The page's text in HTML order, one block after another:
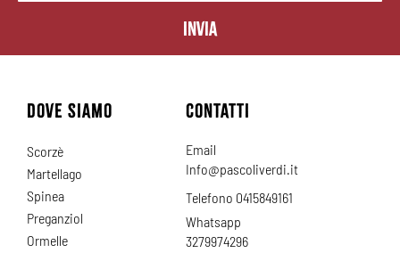
Invia
DOVE SIAMO CONTATTI
Scorzè
Martellago
Spinea
Preganziol
Ormelle
Email
Info@pascoliverdi.it
Telefono 0415849161
Whatsapp
3279974296